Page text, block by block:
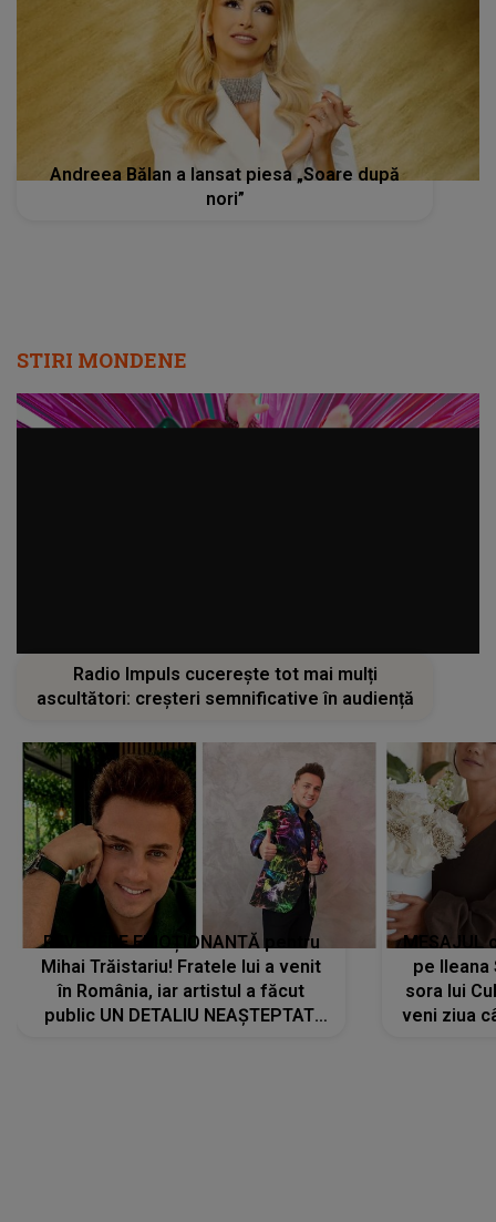
Andreea Bălan a lansat piesa „Soare după
nori”
STIRI MONDENE
Radio Impuls cucerește tot mai mulți
ascultători: creșteri semnificative în audiență
REVEDERE EMOȚIONANTĂ pentru
Mihai Trăistariu! Fratele lui a venit
în România, iar artistul a făcut
public UN DETALIU NEAȘTEPTAT:
MESAJUL
pe Ileana
sora lui
veni ziua